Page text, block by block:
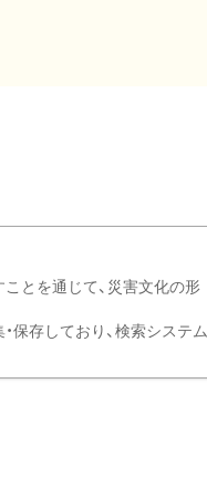
とを通じて、災害文化の形
保存しており、検索システム